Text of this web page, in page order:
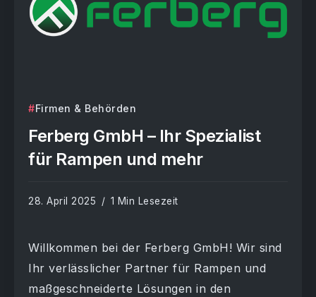
Firmen & Behörden
Ferberg GmbH – Ihr Spezialist
für Rampen und mehr
28. April 2025 1 Min Lesezeit
Willkommen bei der Ferberg GmbH! Wir sind
Ihr verlässlicher Partner für Rampen und
maßgeschneiderte Lösungen in den